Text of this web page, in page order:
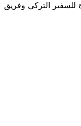
للسفير التركي وفريق